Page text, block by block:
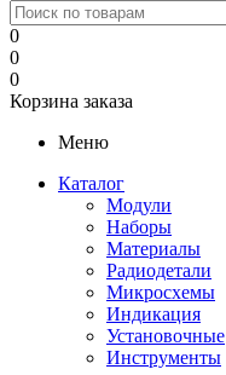
0
0
0
Корзина заказа
Меню
Каталог
Модули
Наборы
Материалы
Радиодетали
Микросхемы
Индикация
Установочные
Инструменты